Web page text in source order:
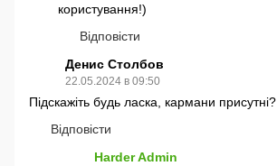
користування!)
Відповісти
Денис Столбов
22.05.2024 в 09:50
Підскажіть будь ласка, кармани присутні?
Відповісти
Harder Admin